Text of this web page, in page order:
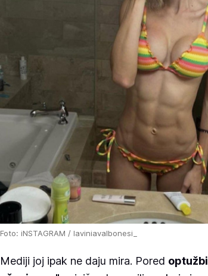
Foto: iNSTAGRAM / laviniavalbonesi_
Mediji joj ipak ne daju mira. Pored